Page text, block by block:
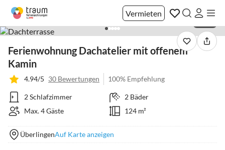
Vermieten
Ferienwohnung Dachatelier mit offenem
Kamin
4.94/5 30 Bewertungen 100% Empfehlung
2 Schlafzimmer
2 Bäder
Max. 4 Gäste
124 m²
ÜberlingenAuf Karte anzeigen